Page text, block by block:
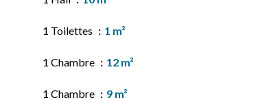
1 Toilettes 1 m²
1 Chambre 12 m²
1 Chambre 9 m²